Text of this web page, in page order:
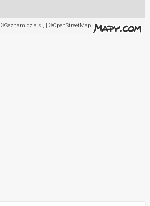
©Seznam.cz a.s., | ©OpenStreetMap